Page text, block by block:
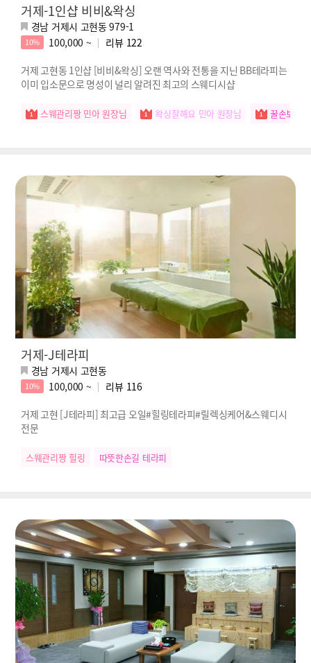
거제-1인샵 비비&왁싱
경남 거제시 고현동 979-1
10% 100,000 ~ 리뷰 122
거제 고현동 1인샵 [비비&왁싱] 오랜 역사와 전통을 지닌 BB테라피는
이미 입소문으로 명성이 널리 알려진 최고의 스웨디시샵
스웨관리짱 민아 원장님 왁싱잘해요 민아 원장님 꿀손보유
거제-J테라피
경남 거제시 고현동
10% 100,000 ~ 리뷰 116
거제 고현 [J테라피] 최고급 오일#힐링테라피#릴렉싱케어&스웨디시
전문
스웨관리짱 힐링 따뜻한손길 테라피